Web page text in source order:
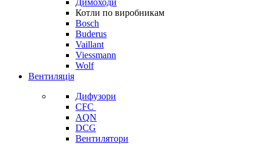
Димоходи
Котли по виробникам
Bosch
Buderus
Vaillant
Viessmann
Wolf
Вентиляція
Дифузори
CFC
AQN
DCG
Вентилятори